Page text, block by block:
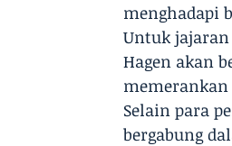
menghadapi
Untuk
Hagen akan
memerankan
Selain para
bergabung